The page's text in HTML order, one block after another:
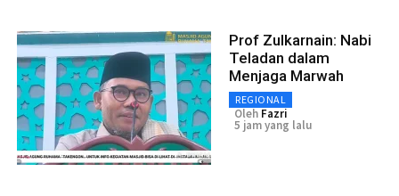
Prof Zulkarnain: Nabi
Teladan dalam
Menjaga Marwah
REGIONAL
Oleh Fazri
5 jam yang lalu